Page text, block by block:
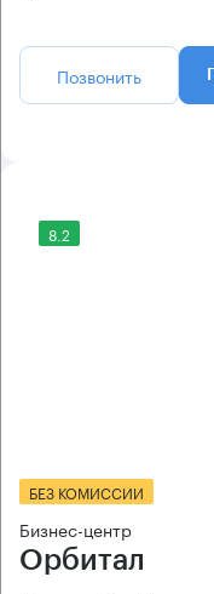
Позвонить
8.2
БЕЗ КОМИССИИ
Бизнес-центр
Орбитал